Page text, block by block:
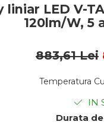
liniar LED V-
120lm/W, 5
883,61 Lei
Temperatura
IN
Durata